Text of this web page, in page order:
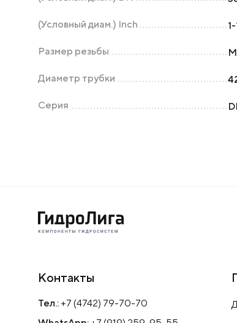
(Условный диам.) Inch
Размер резьбы
Диаметр трубки
Серия
Контакты
Тел.: +7 (4742) 79-70-70